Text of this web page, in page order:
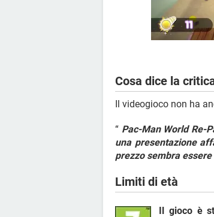
Cosa dice la
Il videogioco non ha
“ Pac-Man World Re-
una presentazione
prezzo sembra essere
Limiti di età
Il gioco è